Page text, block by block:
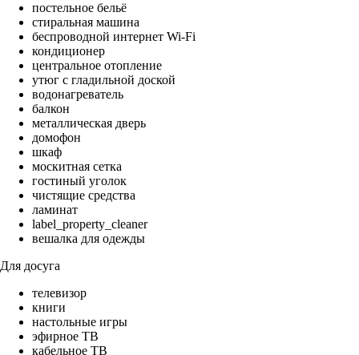
постельное бельё
стиральная машина
беспроводной интернет Wi-Fi
кондиционер
центральное отопление
утюг с гладильной доской
водонагреватель
балкон
металлическая дверь
домофон
шкаф
москитная сетка
гостиный уголок
чистящие средства
ламинат
label_property_cleaner
вешалка для одежды
Для досуга
телевизор
книги
настольные игры
эфирное ТВ
кабельное ТВ